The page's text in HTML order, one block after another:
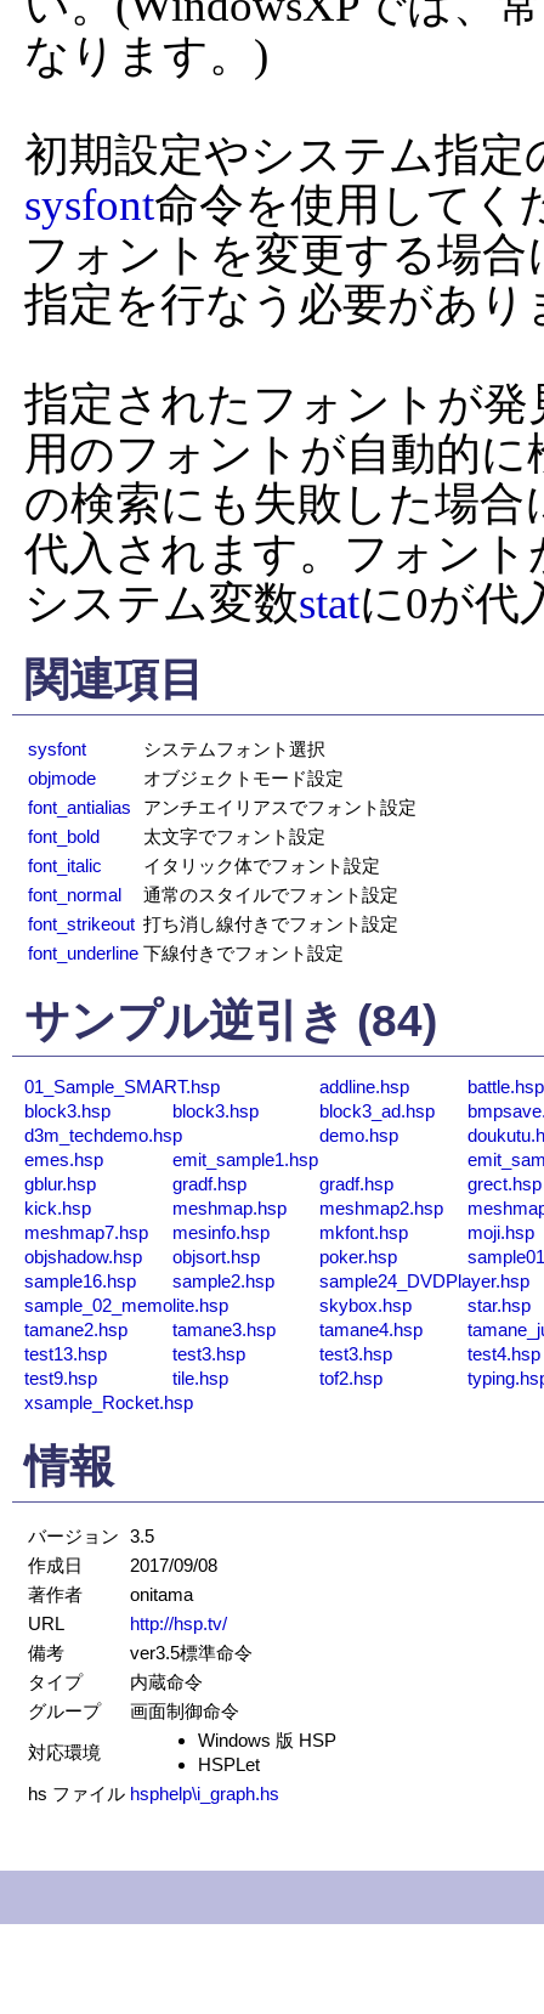
なります。)
sysfont命令を使用してく
フォントを変更する場
指定を行なう必要があり
指定されたフォントが
用のフォントが自動的
の検索にも失敗した場
代入されます。フォン
システム変数statに0が代
関連項目
sysfont
システムフォント選択
objmode
オブジェクトモード設定
font_antialias
アンチエイリアスでフォント設定
font_bold
太文字でフォント設定
font_italic
イタリック体でフォント設定
font_normal
通常のスタイルでフォント設定
font_strikeout 打ち消し線付きでフォント設定
font_underline 下線付きでフォント設定
サンプル逆引き (84)
01_Sample_SMART.hsp addline.hsp
battle.hsp
block3.hsp
block3.hsp block3_ad.hsp
d3m_techdemo.hsp
demo.hsp
emes.hsp
emit_sample1.hsp
gblur.hsp
gradf.hsp gradf.hsp
grect.hsp
kick.hsp
meshmap.hsp meshmap2.hsp
meshmap7.hsp
mesinfo.hsp mkfont.hsp
moji.hsp
objshadow.hsp
objsort.hsp poker.hsp
sample16.hsp
sample2.hsp
sample24_DVDPlayer.hsp
sample_02_memolite.hsp
skybox.hsp
star.hsp
tamane2.hsp
tamane3.hsp tamane4.hsp
test13.hsp
test3.hsp test3.hsp
test4.hsp
test9.hsp
tile.hsp tof2.hsp
xsample_Rocket.hsp
情報
バージョン 3.5
作成日
2017/09/08
著作者
onitama
URL
http://hsp.tv/
備考
ver3.5標準命令
タイプ
内蔵命令
グループ
画面制御命令
対応環境
Windows 版 HSP
HSPLet
hs ファイル hsphelp\i_graph.hs